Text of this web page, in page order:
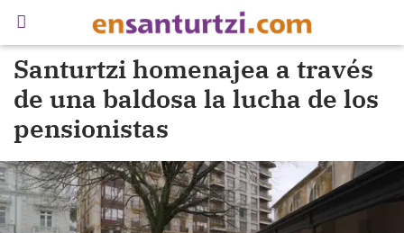
Santurtzi homenajea a través
de una baldosa la lucha de los
pensionistas